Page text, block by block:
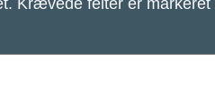
Krævede felter er markeret